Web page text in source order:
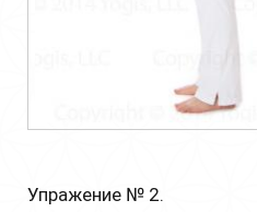
Упражение № 2.